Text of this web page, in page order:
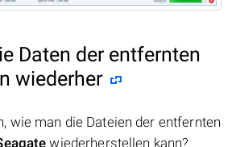
Daten der entfernten
wiederher
wie man die Dateien der entfernten
wiederherstellen kann?